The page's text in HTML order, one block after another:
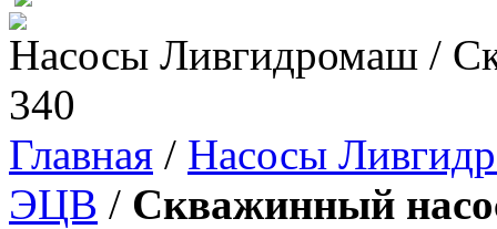
Насосы Ливгидромаш /
340
Главная / Насосы
ЭЦВ / Скважинный